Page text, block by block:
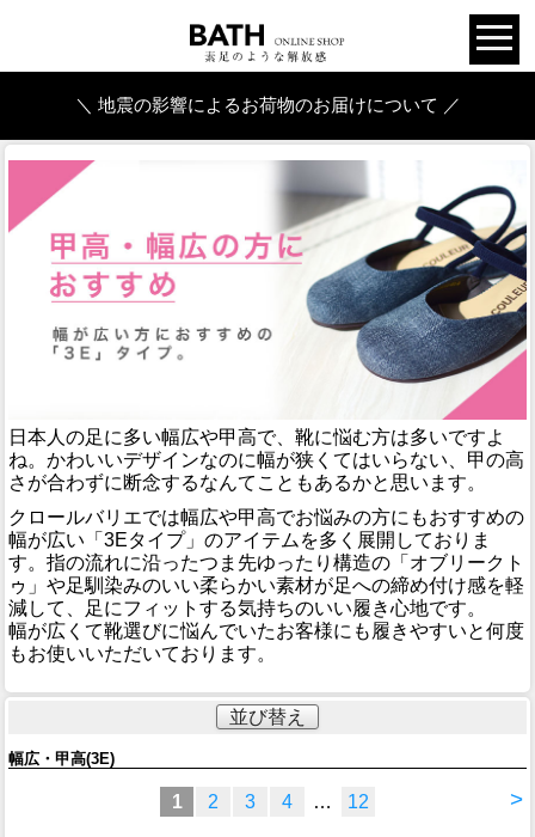
＼ 地震の影響によるお荷物のお届けについて ／
日本人の足に多い幅広や甲高で、靴に悩む方は多いですよ
ね。かわいいデザインなのに幅が狭くてはいらない、甲の高
さが合わずに断念するなんてこともあるかと思います。
クロールバリエでは幅広や甲高でお悩みの方にもおすすめの
幅が広い「3Eタイプ」のアイテムを多く展開しておりま
す。指の流れに沿ったつま先ゆったり構造の「オブリークト
ゥ」や足馴染みのいい柔らかい素材が足への締め付け感を軽
減して、足にフィットする気持ちのいい履き心地です。
幅が広くて靴選びに悩んでいたお客様にも履きやすいと何度
もお使いいただいております。
並び替え
幅広・甲高(3E)
>
1 2 3 4 … 12